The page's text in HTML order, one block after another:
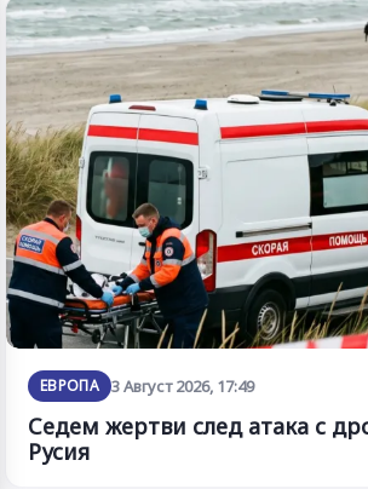
ЕВРОПА 3 Август 2026, 17:49
Седем жертви след атака с
Русия